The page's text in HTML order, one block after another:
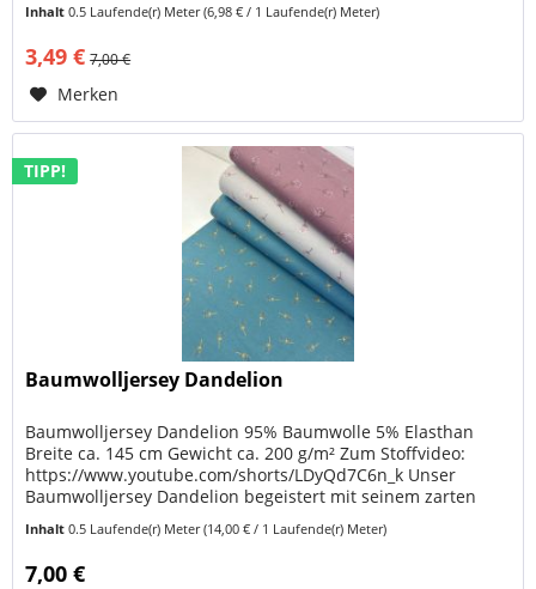
Inhalt0.5 Laufende(r) Meter(6,98 € / 1 Laufende(r) Meter)
3,49 € 7,00 €
Merken
TIPP!
Baumwolljersey Dandelion
Baumwolljersey Dandelion 95% Baumwolle 5% Elasthan
Breite ca. 145 cm Gewicht ca. 200 g/m² Zum Stoffvideo:
https://www.youtube.com/shorts/LDyQd7C6n_k Unser
Baumwolljersey Dandelion begeistert mit seinem zarten
Inhalt0.5 Laufende(r) Meter(14,00 € / 1 Laufende(r) Meter)
7,00 €